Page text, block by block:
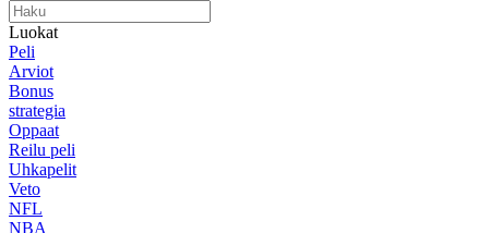
Luokat
Peli
Arviot
Bonus
strategia
Oppaat
Reilu peli
Uhkapelit
Veto
NFL
NBA